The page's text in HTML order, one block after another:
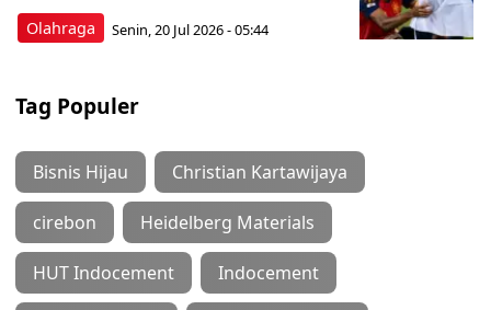
Olahraga Senin, 20 Jul 2026 - 05:44
Tag Populer
Bisnis Hijau Christian Kartawijaya
cirebon Heidelberg Materials
HUT Indocement Indocement